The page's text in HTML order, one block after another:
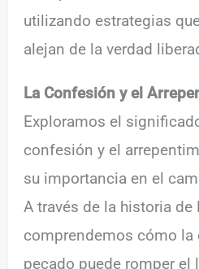
utilizando estrategias
alejan de la verdad
La Confesión y el
Exploramos el
confesión y el
su importancia en el
A través de la historia de
comprendemos cómo la
pecado puede romper el